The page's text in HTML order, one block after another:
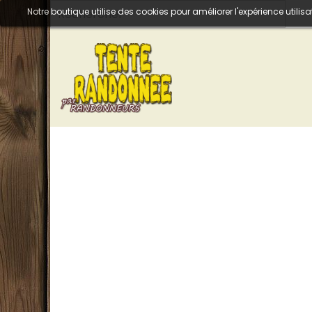
Notre boutique utilise des cookies pour améliorer l'expérience